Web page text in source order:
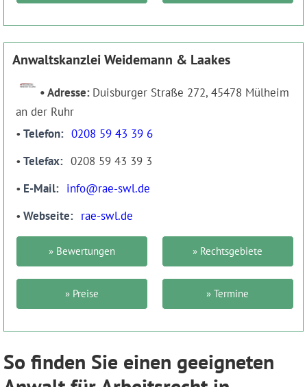
Anwaltskanzlei Weidemann & Laakes
Adresse: Duisburger Straße 272, 45478 Mülheim
an der Ruhr
Telefon
0208 59 43 39 6
Telefax
0208 59 43 39 3
E-Mail
info@rae-swl.de
Webseite
rae-swl.de
» Bewertungen » Rechtsgebiete
» Preise » Termine
So finden Sie einen geeigneten